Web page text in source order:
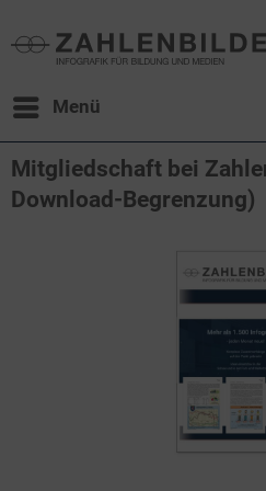
Menü
Mitgliedschaft bei
Download-Begrenzung)